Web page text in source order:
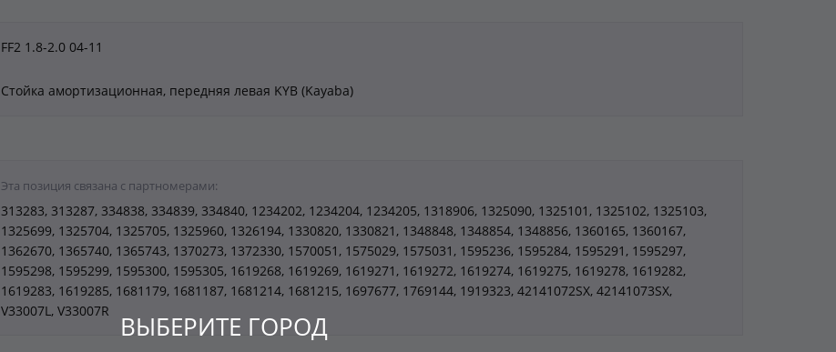
FF2 1.8-2.0 04-11
Стойка амортизационная, передняя левая KYB (Kayaba)
Эта позиция связана с партномерами:
313283, 313287, 334838, 334839, 334840, 1234202, 1234204, 1234205, 1318906, 1325090, 1325101, 1325102, 1325103,
1325699, 1325704, 1325705, 1325960, 1326194, 1330820, 1330821, 1348848, 1348854, 1348856, 1360165, 1360167,
1362670, 1365740, 1365743, 1370273, 1372330, 1570051, 1575029, 1575031, 1595236, 1595284, 1595291, 1595297,
1595298, 1595299, 1595300, 1595305, 1619268, 1619269, 1619271, 1619272, 1619274, 1619275, 1619278, 1619282,
1619283, 1619285, 1681179, 1681187, 1681214, 1681215, 1697677, 1769144, 1919323, 42141072SX, 42141073SX,
V33007L, V33007R
ВЫБЕРИТЕ ГОРОД